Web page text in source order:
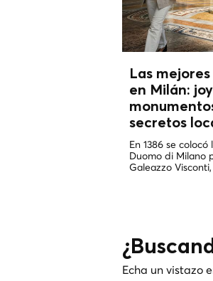
Las
en Milán:
secretos
En 1386 se
Duomo di Milano
Galeazzo
Echa un vistazo